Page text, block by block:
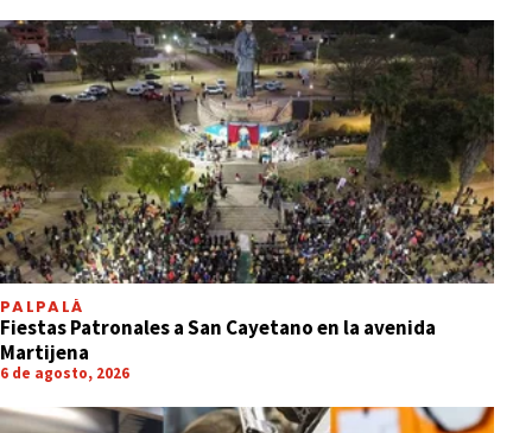
PALPALÁ
Fiestas Patronales a San Cayetano en la avenida
Martijena
6 de agosto, 2026